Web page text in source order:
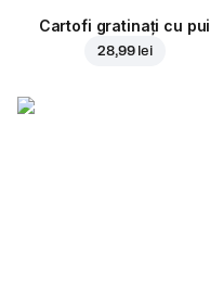
Cartofi gratinați cu pui
28,99 lei